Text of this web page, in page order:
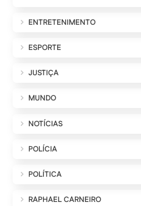
ENTRETENIMENTO
ESPORTE
JUSTIÇA
MUNDO
NOTÍCIAS
POLÍCIA
POLÍTICA
RAPHAEL CARNEIRO